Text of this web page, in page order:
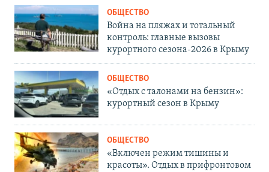
ОБЩЕСТВО
Война на пляжах и тотальный
контроль: главные вызовы
курортного сезона-2026 в Крыму
ОБЩЕСТВО
«Отдых с талонами на бензин»:
курортный сезон в Крыму
ОБЩЕСТВО
«Включен режим тишины и
красоты». Отдых в прифронтовом